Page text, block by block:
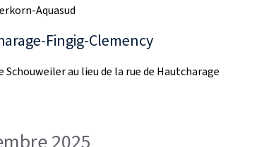
Aquasud
Fingig-Clemency
Schouweiler au lieu de la rue de Hautcharage
2025